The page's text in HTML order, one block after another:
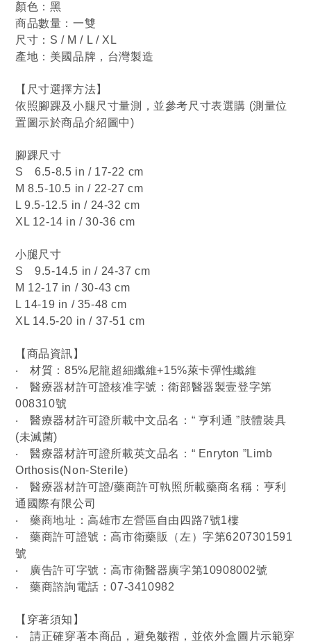
顏色：黑
商品數量：一雙
尺寸：S / M / L / XL
產地：美國品牌，台灣製造
【尺寸選擇方法】
依照腳踝及小腿尺寸量測，並參考尺寸表選購 (測量位
置圖示於商品介紹圖中)
腳踝尺寸
S 6.5-8.5 in / 17-22 cm
M 8.5-10.5 in / 22-27 cm
L 9.5-12.5 in / 24-32 cm
XL 12-14 in / 30-36 cm
小腿尺寸
S 9.5-14.5 in / 24-37 cm
M 12-17 in / 30-43 cm
L 14-19 in / 35-48 cm
XL 14.5-20 in / 37-51 cm
【商品資訊】
‧材質：85%尼龍超細纖維+15%萊卡彈性纖維
‧醫療器材許可證核准字號：衛部醫器製壹登字第
008310號
‧醫療器材許可證所載中文品名：“ 亨利通 ”肢體裝具
(未滅菌)
‧醫療器材許可證所載英文品名：“ Enryton ”Limb
Orthosis(Non-Sterile)
‧醫療器材許可證/藥商許可執照所載藥商名稱：亨利
通國際有限公司
‧藥商地址：高雄市左營區自由四路7號1樓
‧藥商許可證號：高市衛藥販（左）字第6207301591
號
‧
廣告許可字號：高市衛醫器廣字第10908002號
‧藥商諮詢電話：07-3410982
【穿著須知】
‧請正確穿著本商品，避免皺褶，並依外盒圖片示範穿